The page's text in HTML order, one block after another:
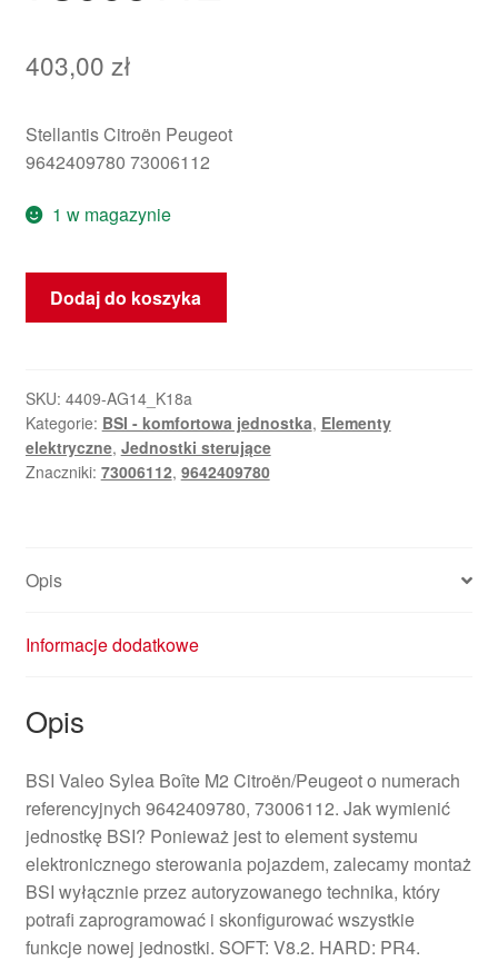
403,00 zł
Stellantis Citroën Peugeot
9642409780 73006112
1 w magazynie
ilość
Jednostka
BSI
Valeo
Boîte
M2
Dodaj do koszyka
SKU: 4409-AG14_K18a
Kategorie: BSI - komfortowa jednostka, Elementy
elektryczne, Jednostki sterujące
Znaczniki: 73006112, 9642409780
Opis
Informacje dodatkowe
Opis
BSI Valeo Sylea Boîte M2 Citroën/Peugeot o numerach
referencyjnych 9642409780, 73006112. Jak wymienić
jednostkę BSI? Ponieważ jest to element systemu
elektronicznego sterowania pojazdem, zalecamy montaż
BSI wyłącznie przez autoryzowanego technika, który
potrafi zaprogramować i skonfigurować wszystkie
funkcje nowej jednostki. SOFT: V8.2. HARD: PR4.